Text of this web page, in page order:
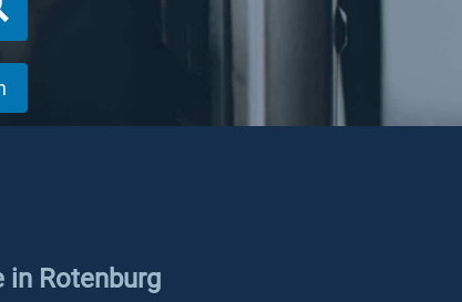
in Rotenburg